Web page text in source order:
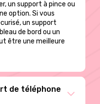
un support à pince ou
option. Si vous
un support
de bord ou un
être une meilleure
de téléphone